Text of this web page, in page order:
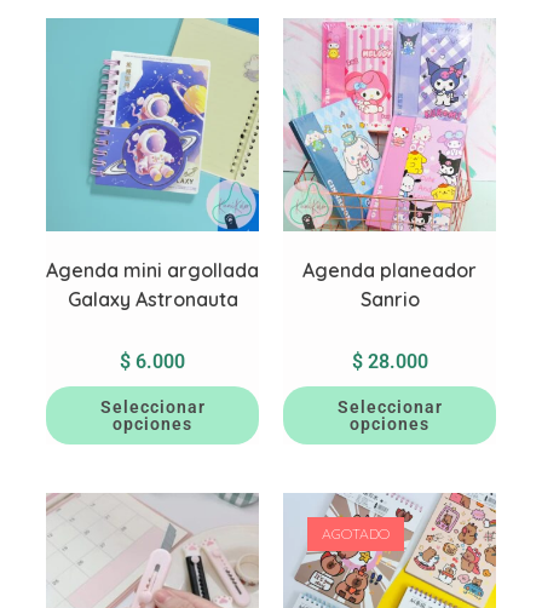
Agenda mini argollada
Galaxy Astronauta
$ 6.000
Seleccionar
opciones
Agenda planeador
Sanrio
$28.000
Seleccionar
opciones
AGOTADO